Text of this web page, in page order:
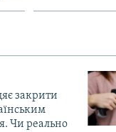
закрити
Чи реально